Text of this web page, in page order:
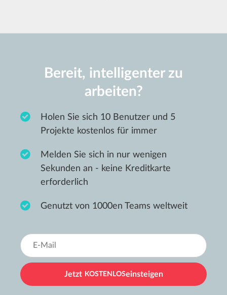
Bereit, intelligenter zu
arbeiten?
Holen Sie sich 10 Benutzer und 5
Projekte kostenlos für immer
Melden Sie sich in nur wenigen
Sekunden an - keine Kreditkarte
erforderlich
Genutzt von 1000en Teams weltweit
Jetzt KOSTENLOSeinsteigen